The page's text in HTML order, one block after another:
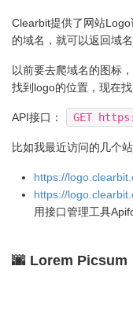
Clearbit提供了网站
的域名，就可以返回域
以前要去爬域名的图标
找到logo的位置，现在
API接口： GET
比如我最近访问的几个站
https://
https://
用接口管理工具
🌆 Lorem Picsum